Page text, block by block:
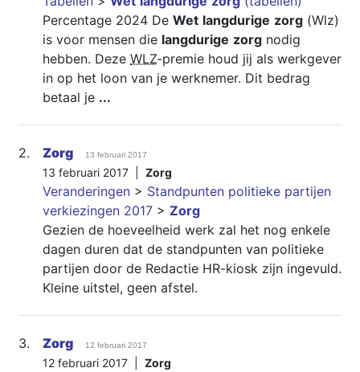
Percentage 2024 De Wet langdurige zorg (Wlz)
is voor mensen die langdurige zorg nodig
hebben. Deze WLZ-premie houd jij als werkgever
in op het loon van je werknemer. Dit bedrag
betaal je ...
2. Zorg 13 februari 2017
13 februari 2017 | Zorg
Veranderingen > Standpunten politieke partijen
verkiezingen 2017 > Zorg
Gezien de hoeveelheid werk zal het nog enkele
dagen duren dat de standpunten van politieke
partijen door de Redactie HR-kiosk zijn ingevuld.
Kleine uitstel, geen afstel.
3. Zorg 12 februari 2017
12 februari 2017 | Zorg